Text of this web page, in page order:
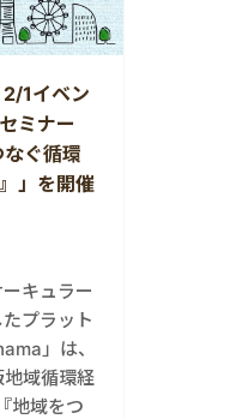
1イベン
ミナー
ぐ循環
」を開催
キュラー
プラット
」は、
域循環経
地域をつ